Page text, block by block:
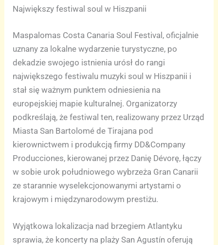
Największy festiwal soul w Hiszpanii
Maspalomas Costa Canaria Soul Festival, oficjalnie
uznany za lokalne wydarzenie turystyczne, po
dekadzie swojego istnienia urósł do rangi
największego festiwalu muzyki soul w Hiszpanii i
stał się ważnym punktem odniesienia na
europejskiej mapie kulturalnej. Organizatorzy
podkreślają, że festiwal ten, realizowany przez Urząd
Miasta San Bartolomé de Tirajana pod
kierownictwem i produkcją firmy DD&Company
Producciones, kierowanej przez Danię Dévorę, łączy
w sobie urok południowego wybrzeża Gran Canarii
ze starannie wyselekcjonowanymi artystami o
krajowym i międzynarodowym prestiżu.
Wyjątkowa lokalizacja nad brzegiem Atlantyku
sprawia, że koncerty na plaży San Agustín oferują